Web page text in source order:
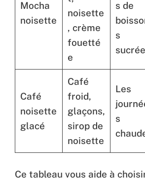
Mocha
noisette
noisette
, crème
fouetté
e
s de
s
Café
noisette
glacé
Café
froid,
glaçons,
sirop de
noisette
Les
s
Ce tableau vous aide à